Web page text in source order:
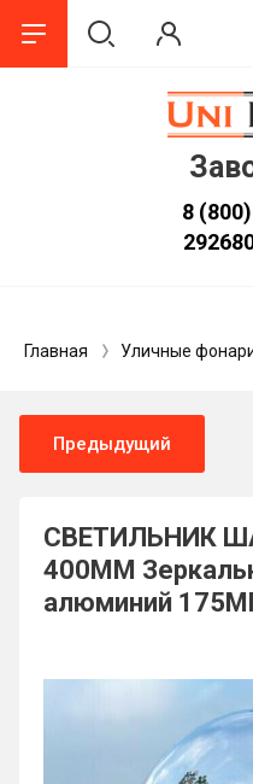
8
Главная Уличные
Предыдущий
СВЕТИЛЬНИК
400ММ
алюминий